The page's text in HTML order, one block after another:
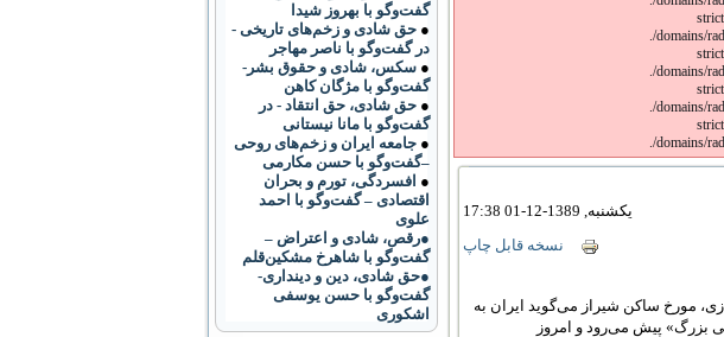
/domains/
/domains/
/domains/
/domains/
یکشنبه, 1389-12-01 17:38
نسخه قابل چاپ
مورخ ساکن شيراز می‌گويد ایران به
بزرگ» پیش می‌رود و امروز
گفت‌وگو با بهروز شیدا
● حق شادی و زخم‌های تاریخی -
در گفت‌وگو با ناصر مهاجر
● سکس، شادی و حقوق بشر-
گفت‌وگو با مژگان کاهن
● حق شادی، حق انتقاد - در
گفت‌وگو با مانا نیستانی
● جامعه ایران و زخم‌های روحی
–گفت‌وگو با حسن مکارمی
● افسردگی، تورم و بحران
اقتصادی – گفت‌وگو با احمد
علوی
●رقص، شادی و اعتراض –
گفت‌و‌گو با شاهرخ مشکین‌قلم
●حق شادی، دین و دینداری-
گفت‌وگو با حسن یوسفی
اشکوری